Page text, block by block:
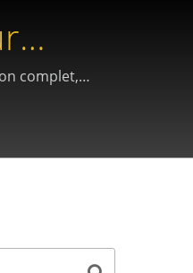
complet,